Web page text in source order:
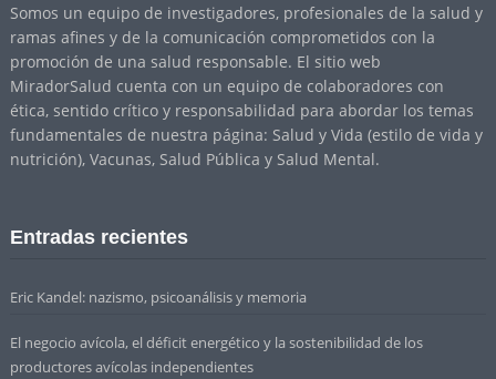
Somos un equipo de investigadores, profesionales de la salud y
ramas afines y de la comunicación comprometidos con la
promoción de una salud responsable. El sitio web
MiradorSalud cuenta con un equipo de colaboradores con
ética, sentido crítico y responsabilidad para abordar los temas
fundamentales de nuestra página: Salud y Vida (estilo de vida y
nutrición), Vacunas, Salud Pública y Salud Mental.
Entradas recientes
Eric Kandel: nazismo, psicoanálisis y memoria
El negocio avícola, el déficit energético y la sostenibilidad de los
productores avícolas independientes